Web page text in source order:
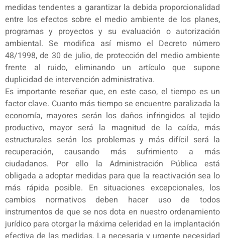
medidas tendentes a garantizar la debida proporcionalidad
entre los efectos sobre el medio ambiente de los planes,
programas y proyectos y su evaluación o autorización
ambiental. Se modifica así mismo el Decreto número
48/1998, de 30 de julio, de protección del medio ambiente
frente al ruido, eliminando un artículo que supone
duplicidad de intervención administrativa.
Es importante reseñar que, en este caso, el tiempo es un
factor clave. Cuanto más tiempo se encuentre paralizada la
economía, mayores serán los daños infringidos al tejido
productivo, mayor será la magnitud de la caída, más
estructurales serán los problemas y más difícil será la
recuperación, causando más sufrimiento a más
ciudadanos. Por ello la Administración Pública está
obligada a adoptar medidas para que la reactivación sea lo
más rápida posible. En situaciones excepcionales, los
cambios normativos deben hacer uso de todos
instrumentos de que se nos dota en nuestro ordenamiento
jurídico para otorgar la máxima celeridad en la implantación